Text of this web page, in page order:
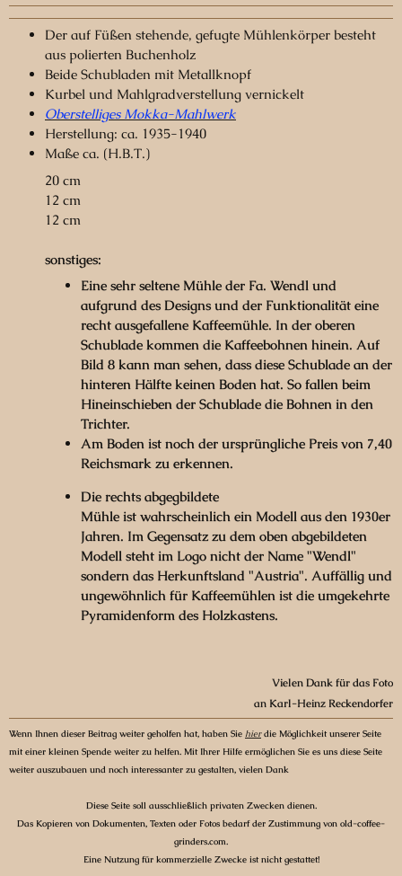
Der auf Füßen stehende, gefugte Mühlenkörper besteht
aus polierten Buchenholz
Beide Schubladen mit Metallknopf
Kurbel und Mahlgradverstellung vernickelt
Oberstelliges Mokka-Mahlwerk
Herstellung: ca. 1935-1940
Maße ca. (H.B.T.)
20 cm
12 cm
12 cm
sonstiges:
Eine sehr seltene Mühle der Fa. Wendl und
aufgrund des Designs und der Funktionalität eine
recht ausgefallene Kaffeemühle. In der oberen
Schublade kommen die Kaffeebohnen hinein. Auf
Bild 8 kann man sehen, dass diese Schublade an der
hinteren Hälfte keinen Boden hat. So fallen beim
Hineinschieben der Schublade die Bohnen in den
Trichter.
Am Boden ist noch der ursprüngliche Preis von 7,40
Reichsmark zu erkennen.
Die rechts abgegbildete
Mühle ist wahrscheinlich ein Modell aus den 1930er
Jahren. Im Gegensatz zu dem oben abgebildeten
Modell steht im Logo nicht der Name "Wendl"
sondern das Herkunftsland "Austria". Auffällig und
ungewöhnlich für Kaffeemühlen ist die umgekehrte
Pyramidenform des Holzkastens.
Vielen Dank für das Foto
an Karl-Heinz Reckendorfer
Wenn Ihnen dieser Beitrag weiter geholfen hat, haben Sie hierdie Möglichkeit unserer Seite
mit einer kleinen Spende weiter zu helfen. Mit Ihrer Hilfe ermöglichen Sie es uns diese Seite
weiter auszubauen und noch interessanter zu gestalten, vielen Dank
Diese Seite soll ausschließlich privaten Zwecken dienen.
Das Kopieren von Dokumenten, Texten oder Fotos bedarf der Zustimmung von old-coffee-
grinders.com.
Eine Nutzung für kommerzielle Zwecke ist nicht gestattet!